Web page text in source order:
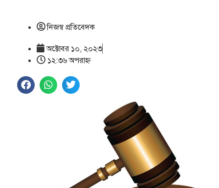
নিজস্ব প্রতিবেদক
অক্টোবর ১০, ২০২৩
১২:৩৬ অপরাহ্ণ